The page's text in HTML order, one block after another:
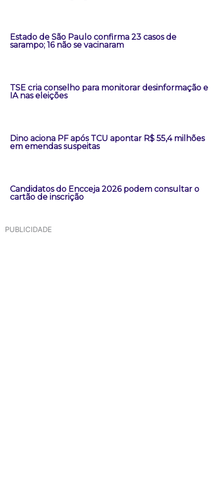
Estado de São Paulo confirma 23 casos de
sarampo; 16 não se vacinaram
TSE cria conselho para monitorar desinformação e
IA nas eleições
Dino aciona PF após TCU apontar R$ 55,4 milhões
em emendas suspeitas
Candidatos do Encceja 2026 podem consultar o
cartão de inscrição
PUBLICIDADE